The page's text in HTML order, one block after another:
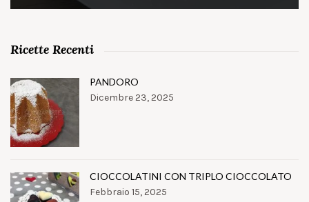
Ricette Recenti
PANDORO
Dicembre 23, 2025
CIOCCOLATINI CON TRIPLO CIOCCOLATO
Febbraio 15, 2025